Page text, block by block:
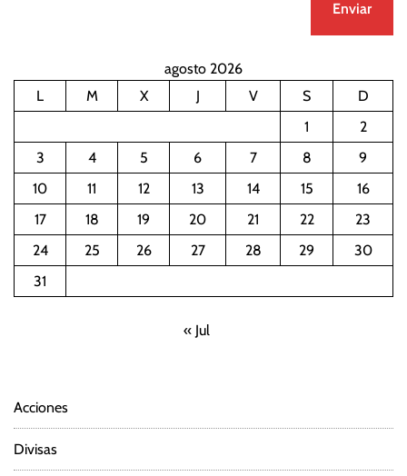
agosto 2026
L
M X J V S
D
1
2
3
4 5 6 7 8
9
10
11 12 13 14 15
16
17
18 19 20 21 22
23
24
25 26 27 28 29
30
31
« Jul
Acciones
Divisas